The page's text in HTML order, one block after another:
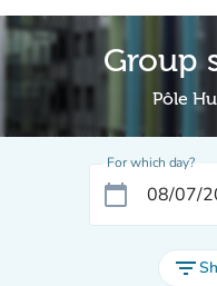
Group
Pôle
For which day?
calendar_today
filter_list